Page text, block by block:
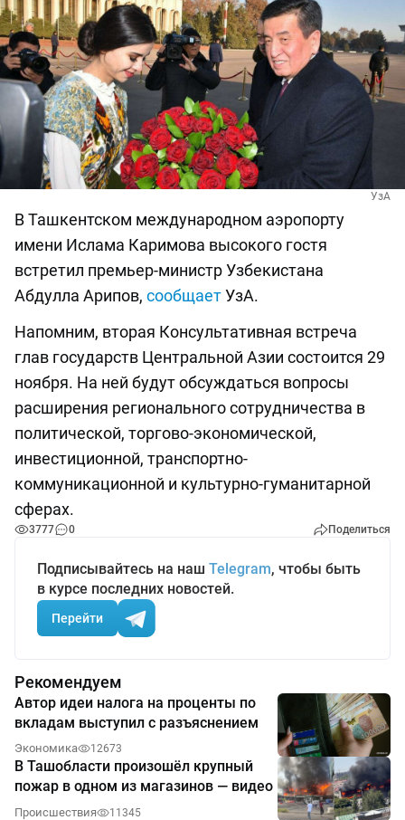
УзА
В Ташкентском международном аэропорту
имени Ислама Каримова высокого гостя
встретил премьер-министр Узбекистана
Абдулла Арипов, сообщаетУзА.
Напомним, вторая Консультативная встреча
глав государств Центральной Азии состоится 29
ноября. На ней будут обсуждаться вопросы
расширения регионального сотрудничества в
политической, торгово-экономической,
инвестиционной, транспортно-
коммуникационной и культурно-гуманитарной
сферах.
3777 0 Поделиться
Подписывайтесь на наш Telegram, чтобы быть
в курсе последних новостей.
Перейти
Рекомендуем
Автор идеи налога на проценты по
вкладам выступил с разъяснением
Экономика 12673
В Ташобласти произошёл крупный
пожар в одном из магазинов — видео
Происшествия 11345